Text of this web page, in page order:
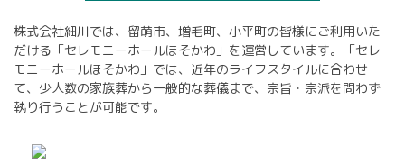
株式会社細川では、留萌市、増毛町、小平町の皆様にご利用いた
だける「セレモニーホールほそかわ」を運営しています。「セレ
モニーホールほそかわ」では、近年のライフスタイルに合わせ
て、少人数の家族葬から一般的な葬儀まで、宗旨・宗派を問わず
執り行うことが可能です。